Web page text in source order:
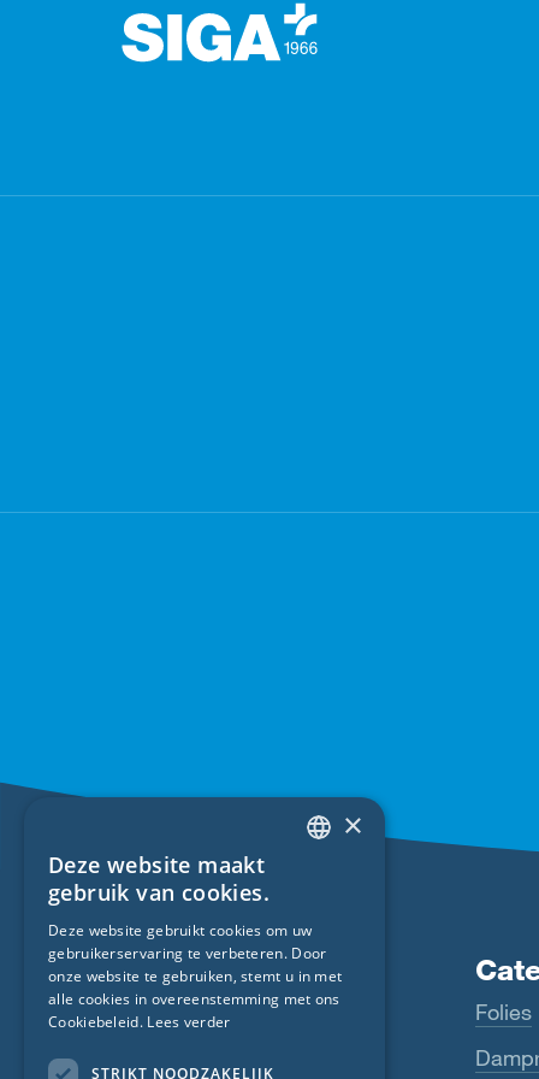
Producten
Fentrim
Folies
FRENCH
CZECH
×
Deze website maakt
gebruik van cookies.
Deze website gebruikt cookies om uw
gebruikerservaring te verbeteren. Door
onze website te gebruiken, stemt u in met
alle cookies in overeenstemming met ons
Cookiebeleid. Lees verder
STRIKT NOODZAKELIJK